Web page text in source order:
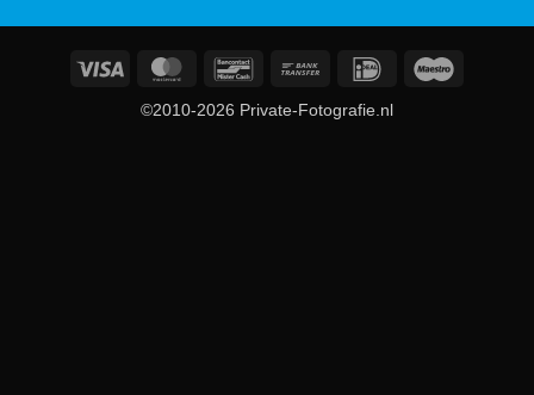
Visa MasterCardBancontactBank
IDeal
©2010-2026 Private-Fotografie.nl